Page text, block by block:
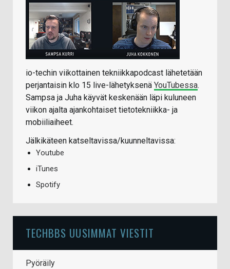
io-techin viikottainen tekniikkapodcast lähetetään
perjantaisin klo 15 live-lähetyksenä YouTubessa.
Sampsa ja Juha käyvät keskenään läpi kuluneen
viikon ajalta ajankohtaiset tietotekniikka- ja
mobiiliaiheet.
Jälkikäteen katseltavissa/kuunneltavissa:
Youtube
iTunes
Spotify
TECHBBS UUSIMMAT VIESTIT
Pyöräily